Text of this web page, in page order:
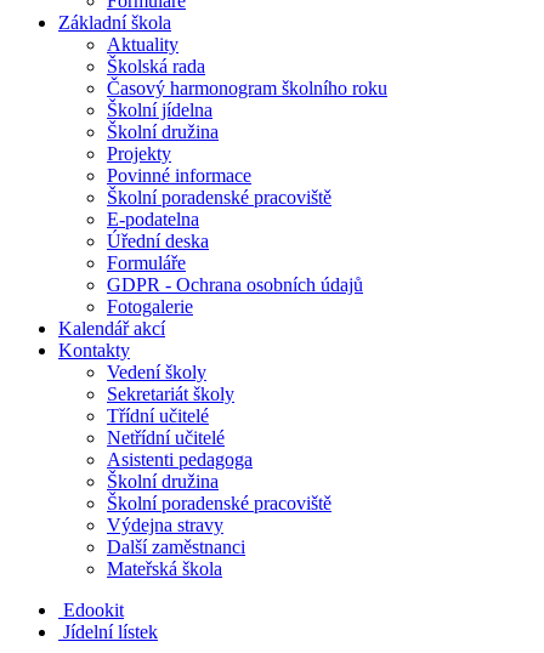
Základní škola
Aktuality
Školská rada
Časový harmonogram školního roku
Školní jídelna
Školní družina
Projekty
Povinné informace
Školní poradenské pracoviště
E-podatelna
Úřední deska
Formuláře
GDPR - Ochrana osobních údajů
Fotogalerie
Kalendář akcí
Kontakty
Vedení školy
Sekretariát školy
Třídní učitelé
Netřídní učitelé
Asistenti pedagoga
Školní družina
Školní poradenské pracoviště
Výdejna stravy
Další zaměstnanci
Mateřská škola
Edookit
Jídelní lístek